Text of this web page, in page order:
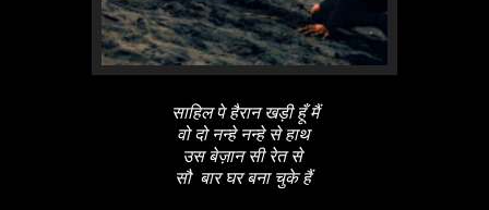
साहिल पे हैरान खड़ी हूँ मैं
वो दो नन्हे नन्हे से हाथ
उस बेज़ान सी रेत से
सौ बार घर बना चुके हैं